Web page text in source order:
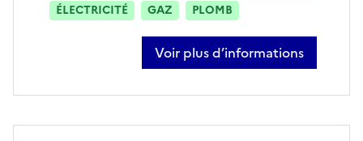
ÉLECTRICITÉ
GAZ PLOMB
Voir plus d’informations
sur anthony lardet